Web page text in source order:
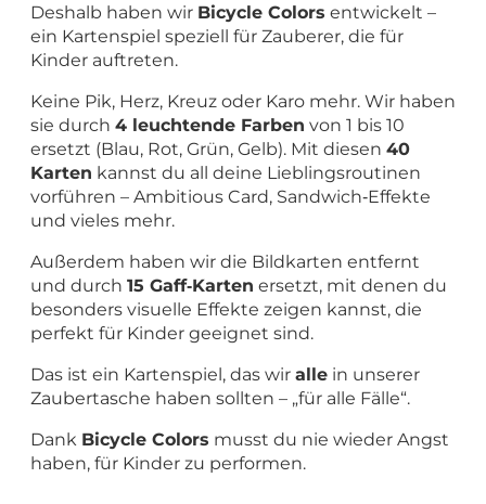
Deshalb haben wir Bicycle Colors entwickelt –
ein Kartenspiel speziell für Zauberer, die für
Kinder auftreten.
Keine Pik, Herz, Kreuz oder Karo mehr. Wir haben
sie durch 4 leuchtende Farben von 1 bis 10
ersetzt (Blau, Rot, Grün, Gelb). Mit diesen 40
Karten kannst du all deine Lieblingsroutinen
vorführen – Ambitious Card, Sandwich‑Effekte
und vieles mehr.
Außerdem haben wir die Bildkarten entfernt
und durch 15 Gaff‑Karten ersetzt, mit denen du
besonders visuelle Effekte zeigen kannst, die
perfekt für Kinder geeignet sind.
Das ist ein Kartenspiel, das wir alle in unserer
Zaubertasche haben sollten – „für alle Fälle“.
Dank Bicycle Colors musst du nie wieder Angst
haben, für Kinder zu performen.